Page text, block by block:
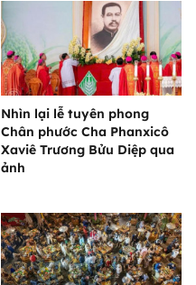
Nhìn lại lễ tuyên phong
Chân phước Cha Phanxicô
Xaviê Trương Bửu Diệp qua
ảnh